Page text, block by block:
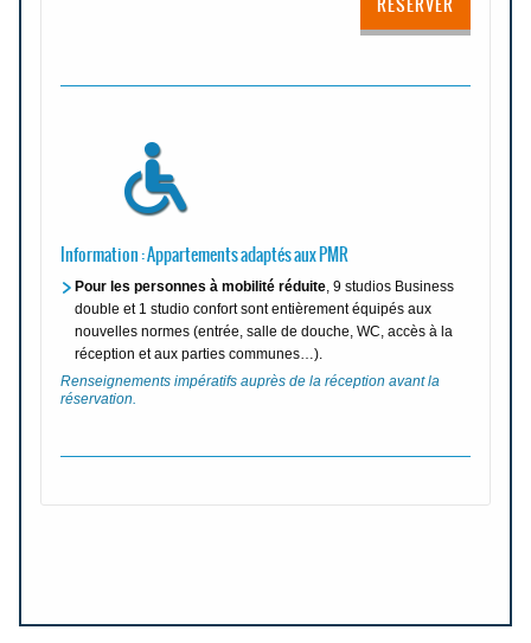
RÉSERVER
Information : Appartements adaptés aux PMR
Pour les personnes à mobilité réduite, 9 studios Business
double et 1 studio confort sont entièrement équipés aux
nouvelles normes (entrée, salle de douche, WC, accès à la
réception et aux parties communes…).
Renseignements impératifs auprès de la réception avant la
réservation.